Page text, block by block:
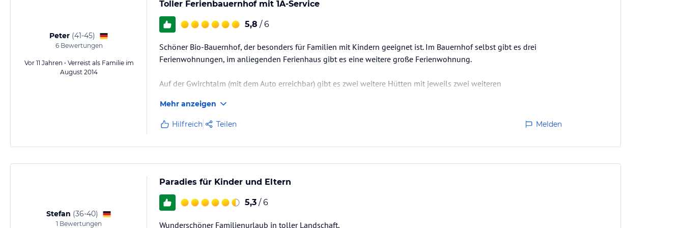
Peter (41-45)
6Bewertungen
Vor 11 Jahren • Verreist als Familie im
August 2014
Toller Ferienbauernhof mit 1A-Service
5,8 / 6
Schöner Bio-Bauernhof, der besonders für Familien mit Kindern geeignet ist. Im Bauernhof selbst gibt es drei
Ferienwohnungen, im anliegenden Ferienhaus gibt es eine weitere große Ferienwohnung.
Auf der Gwirchtalm (mit dem Auto erreichbar) gibt es zwei weitere Hütten mit jeweils zwei weiteren
Der Bauernhof wird bewirtschaftet. Die Kinder dürfen am Bauernhofleben teilnehmen. Es gibt zahlreiche Tiere (Kühe,
Schweine, Katzen, Hasen, Hühner, Ponys), die es zu versorgen gilt.
Mehr anzeigen
Hilfreich Teilen Melden
Stefan (36-40)
1 Bewertungen
Paradies für Kinder und Eltern
5,3 / 6
Wunderschöner Familienurlaub in toller Landschaft,